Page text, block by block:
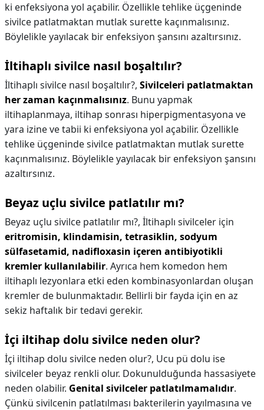
ki enfeksiyona yol açabilir. Özellikle tehlike üçgeninde
sivilce patlatmaktan mutlak surette kaçınmalısınız.
Böylelikle yayılacak bir enfeksiyon şansını azaltırsınız.
İltihaplı sivilce nasıl boşaltılır?
İltihaplı sivilce nasıl boşaltılır?, Sivilceleri patlatmaktan
her zaman kaçınmalısınız. Bunu yapmak
iltihaplanmaya, iltihap sonrası hiperpigmentasyona ve
yara izine ve tabii ki enfeksiyona yol açabilir. Özellikle
tehlike üçgeninde sivilce patlatmaktan mutlak surette
kaçınmalısınız. Böylelikle yayılacak bir enfeksiyon şansını
azaltırsınız.
Beyaz uçlu sivilce patlatılır mı?
Beyaz uçlu sivilce patlatılır mı?, İltihaplı sivilceler için
eritromisin, klindamisin, tetrasiklin, sodyum
sülfasetamid, nadifloxasin içeren antibiyotikli
kremler kullanılabilir. Ayrıca hem komedon hem
iltihaplı lezyonlara etki eden kombinasyonlardan oluşan
kremler de bulunmaktadır. Bellirli bir fayda için en az
sekiz haftalık bir tedavi gerekir.
İçi iltihap dolu sivilce neden olur?
İçi iltihap dolu sivilce neden olur?, Ucu pü dolu ise
sivilceler beyaz renkli olur. Dokunulduğunda hassasiyete
neden olabilir. Genital sivilceler patlatılmamalıdır.
Çünkü sivilcenin patlatılması bakterilerin yayılmasına ve